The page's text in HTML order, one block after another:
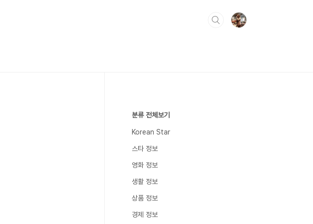
분류 전체보기
Korean Star
스타 정보
영화 정보
생활 정보
상품 정보
경제 정보